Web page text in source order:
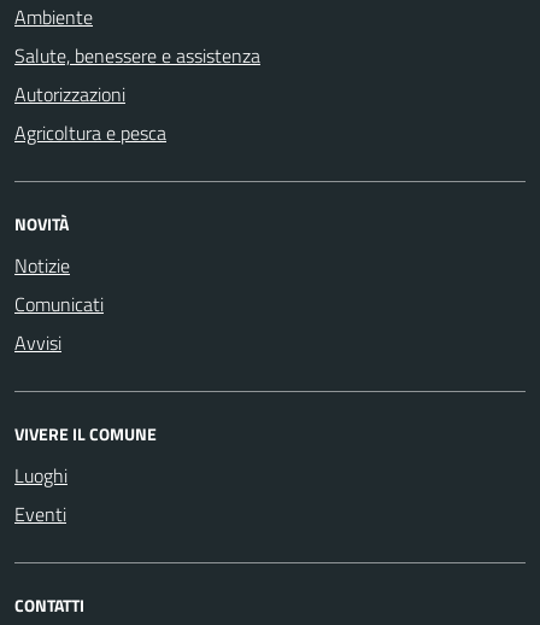
Ambiente
Salute, benessere e assistenza
Autorizzazioni
Agricoltura e pesca
NOVITÀ
Notizie
Comunicati
Avvisi
VIVERE IL COMUNE
Luoghi
Eventi
CONTATTI